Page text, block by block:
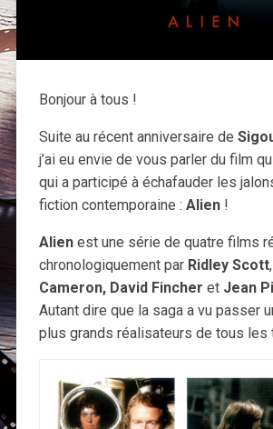
Bonjour à tous !
Suite au récent anniversaire de
j’ai eu envie de vous parler du film
qui a participé à échafauder les
fiction contemporaine : Alien!
Alienest une série de quatre films
chronologiquement par Ridley Scott,
Cameron, David Fincher et Jean
Autant dire que la saga a vu passer
plus grands réalisateurs de tous les